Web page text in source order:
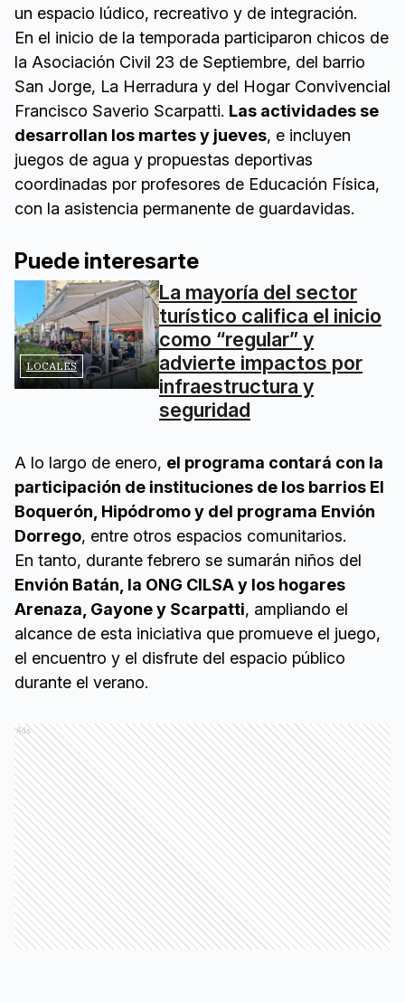
un espacio lúdico, recreativo y de integración.
En el inicio de la temporada participaron chicos de
la Asociación Civil 23 de Septiembre, del barrio
San Jorge, La Herradura y del Hogar Convivencial
Francisco Saverio Scarpatti. Las actividades se
desarrollan los martes y jueves, e incluyen
juegos de agua y propuestas deportivas
coordinadas por profesores de Educación Física,
con la asistencia permanente de guardavidas.
Puede interesarte
LOCALES
La mayoría del sector
turístico califica el inicio
como “regular” y
advierte impactos por
infraestructura y
seguridad
A lo largo de enero, el programa contará con la
participación de instituciones de los barrios El
Boquerón, Hipódromo y del programa Envión
Dorrego, entre otros espacios comunitarios.
En tanto, durante febrero se sumarán niños del
Envión Batán, la ONG CILSA y los hogares
Arenaza, Gayone y Scarpatti, ampliando el
alcance de esta iniciativa que promueve el juego,
el encuentro y el disfrute del espacio público
durante el verano.
Ads